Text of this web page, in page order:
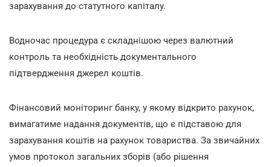
зарахування до статутного капіталу.
Водночас процедура є складнішою через валютний
контроль та необхідність документального
підтвердження джерел коштів.
Фінансовий моніторинг банку, у якому відкрито рахунок,
вимагатиме надання документів, що є підставою для
зарахування коштів на рахунок товариства. За звичайних
умов протокол загальних зборів (або рішення